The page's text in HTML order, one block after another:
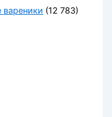
(12 783)